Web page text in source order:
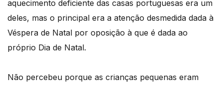
aquecimento deficiente das casas portuguesas era um
deles, mas o principal era a atenção desmedida dada à
Véspera de Natal por oposição à que é dada ao
próprio Dia de Natal.
Não percebeu porque as crianças pequenas eram